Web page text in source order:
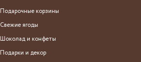
Подарочные корзины
Свежие ягоды
Шоколад и конфеты
Подарки и декор